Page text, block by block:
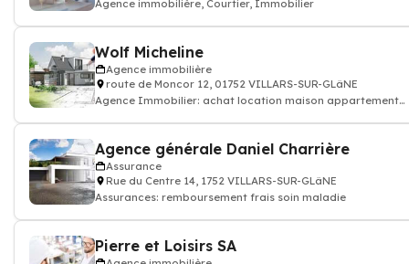
Agence immobilière, Courtier, Immobilier
Wolf Micheline
Agence immobilière
route de Moncor 12, 01752 VILLARS-SUR-GLâNE
Agence Immobilier: achat location maison appartement
Agence générale Daniel Charrière
Assurance
Rue du Centre 14, 1752 VILLARS-SUR-GLâNE
Assurances: remboursement frais soin maladie
Pierre et Loisirs SA